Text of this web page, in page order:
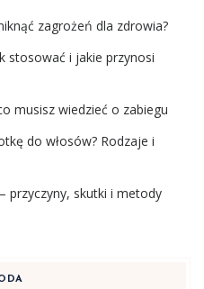
zagrożeń dla zdrowia?
stosować i jakie przynosi
musisz wiedzieć o zabiegu
do włosów? Rodzaje i
przyczyny, skutki i metody